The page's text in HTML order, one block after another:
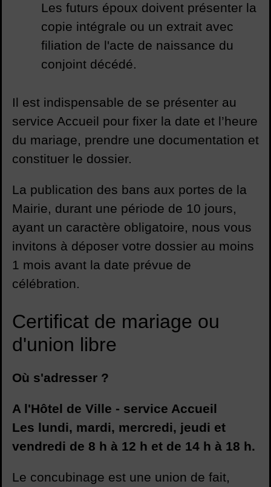
Les futurs époux doivent présenter la
copie intégrale ou un extrait avec
filiation de l'acte de naissance du
conjoint décédé.
Il est indispensable de se présenter au
service Accueil pour fixer la date et l’heure
du mariage, prendre une documentation et
constituer le dossier.
La publication des bans aux portes de la
Mairie, durant une période de 10 jours,
ayant un caractère obligatoire, nous vous
invitons à déposer votre dossier au moins
1 mois avant la date prévue de
célébration.
Certificat de mariage ou
d'union libre
Où s'adresser ?
A l'Hôtel de Ville - service Accueil
Les lundi, mardi, mercredi, jeudi et
vendredi de 8 h à 12 h et de 14 h à 18 h.
Le concubinage est une union de fait,